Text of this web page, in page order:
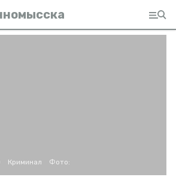
Криминал Фото: